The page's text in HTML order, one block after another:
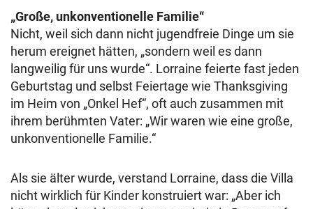
„Große, unkonventionelle Familie“
Nicht, weil sich dann nicht jugendfreie Dinge um sie
herum ereignet hätten, „sondern weil es dann
langweilig für uns wurde“. Lorraine feierte fast jeden
Geburtstag und selbst Feiertage wie Thanksgiving
im Heim von „Onkel Hef“, oft auch zusammen mit
ihrem berühmten Vater: „Wir waren wie eine große,
unkonventionelle Familie.“
Als sie älter wurde, verstand Lorraine, dass die Villa
nicht wirklich für Kinder konstruiert war: „Aber ich